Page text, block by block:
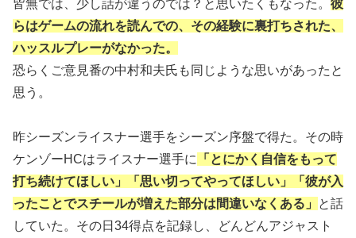
皆無では、少し話が違うのでは？と思いたくもなった。 彼
らはゲームの流れを読んでの、その経験に裏打ちされた、
ハッスルプレーがなかった。
恐らくご意見番の中村和夫氏も同じような思いがあったと
思う。
昨シーズンライスナー選手をシーズン序盤で得た。その時
ケンゾーHCはライスナー選手に
「とにかく自信をもって
打ち続けてほしい」「思い切ってやってほしい」「彼が入
ったことでスチールが増えた部分は間違いなくある」
と話
していた。その日34得点を記録し、どんどんアジャスト